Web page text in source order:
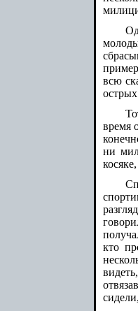
всю
время
ни
кто